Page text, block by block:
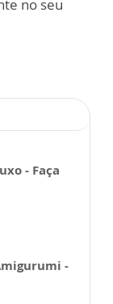
no seu
- Faça
-